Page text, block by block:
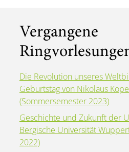
Vergangene
Die Revolution unseres
Geburtstag von Nikolaus
(Sommersemester 2023)
Geschichte und Zukunft der
Bergische Universität
2022)